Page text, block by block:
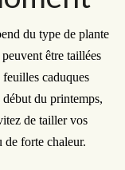
du type de plante
être taillées
caduques
du printemps,
de tailler vos
de forte chaleur.